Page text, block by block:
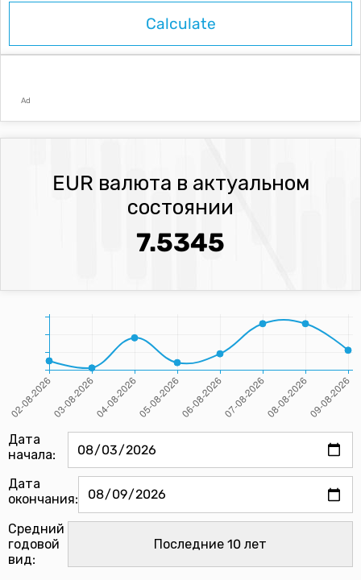
Ad
EUR валюта в актуальном
состоянии
7.5345
Дата
начала:
Дата
окончания:
Средний
годовой
вид: